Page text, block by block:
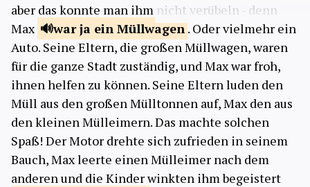
aber das konnte man ihm nicht verübeln - denn
Max
war ja ein Müllwagen . Oder vielmehr ein
Auto. Seine Eltern, die großen Müllwagen, waren
für die ganze Stadt zuständig, und Max war froh,
ihnen helfen zu können. Seine Eltern luden den
Müll aus den großen Mülltonnen auf, Max den aus
den kleinen Mülleimern. Das machte solchen
Spaß! Der Motor drehte sich zufrieden in seinem
Bauch, Max leerte einen Mülleimer nach dem
anderen und die Kinder winkten ihm begeistert